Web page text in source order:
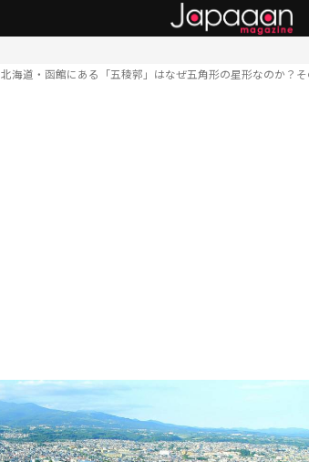
北海道・函館にある「五稜郭」はなぜ五角形の星形なのか？